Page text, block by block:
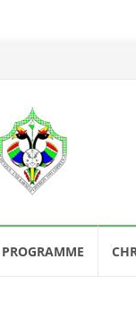
PROGRAMME